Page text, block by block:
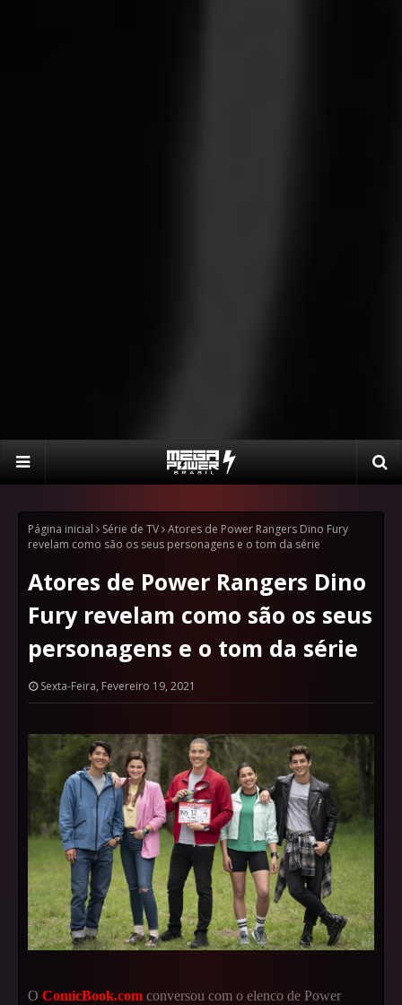
Página inicial Série de TV Atores de Power Rangers Dino Fury
revelam como são os seus personagens e o tom da série
Atores de Power Rangers Dino
Fury revelam como são os seus
personagens e o tom da série
Sexta-Feira, Fevereiro 19, 2021
O ComicBook.com conversou com o elenco de Power